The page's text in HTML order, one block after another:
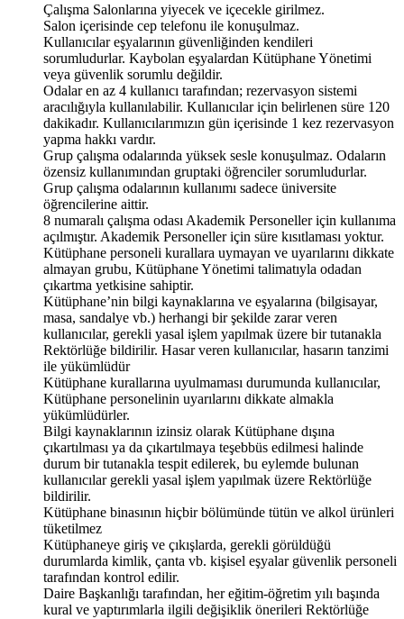
Çalışma Salonlarına yiyecek ve içecekle girilmez.
Salon içerisinde cep telefonu ile konuşulmaz.
Kullanıcılar eşyalarının güvenliğinden kendileri
sorumludurlar. Kaybolan eşyalardan Kütüphane Yönetimi
veya güvenlik sorumlu değildir.
Odalar en az 4 kullanıcı tarafından; rezervasyon sistemi
aracılığıyla kullanılabilir. Kullanıcılar için belirlenen süre 120
dakikadır. Kullanıcılarımızın gün içerisinde 1 kez rezervasyon
yapma hakkı vardır.
Grup çalışma odalarında yüksek sesle konuşulmaz. Odaların
özensiz kullanımından gruptaki öğrenciler sorumludurlar.
Grup çalışma odalarının kullanımı sadece üniversite
öğrencilerine aittir.
8 numaralı çalışma odası Akademik Personeller için kullanıma
açılmıştır. Akademik Personeller için süre kısıtlaması yoktur.
Kütüphane personeli kurallara uymayan ve uyarılarını dikkate
almayan grubu, Kütüphane Yönetimi talimatıyla odadan
çıkartma yetkisine sahiptir.
Kütüphane’nin bilgi kaynaklarına ve eşyalarına (bilgisayar,
masa, sandalye vb.) herhangi bir şekilde zarar veren
kullanıcılar, gerekli yasal işlem yapılmak üzere bir tutanakla
Rektörlüğe bildirilir. Hasar veren kullanıcılar, hasarın tanzimi
ile yükümlüdür
Kütüphane kurallarına uyulmaması durumunda kullanıcılar,
Kütüphane personelinin uyarılarını dikkate almakla
yükümlüdürler.
Bilgi kaynaklarının izinsiz olarak Kütüphane dışına
çıkartılması ya da çıkartılmaya teşebbüs edilmesi halinde
durum bir tutanakla tespit edilerek, bu eylemde bulunan
kullanıcılar gerekli yasal işlem yapılmak üzere Rektörlüğe
bildirilir.
Kütüphane binasının hiçbir bölümünde tütün ve alkol ürünleri
tüketilmez
Kütüphaneye giriş ve çıkışlarda, gerekli görüldüğü
durumlarda kimlik, çanta vb. kişisel eşyalar güvenlik personeli
tarafından kontrol edilir.
Daire Başkanlığı tarafından, her eğitim-öğretim yılı başında
kural ve yaptırımlarla ilgili değişiklik önerileri Rektörlüğe